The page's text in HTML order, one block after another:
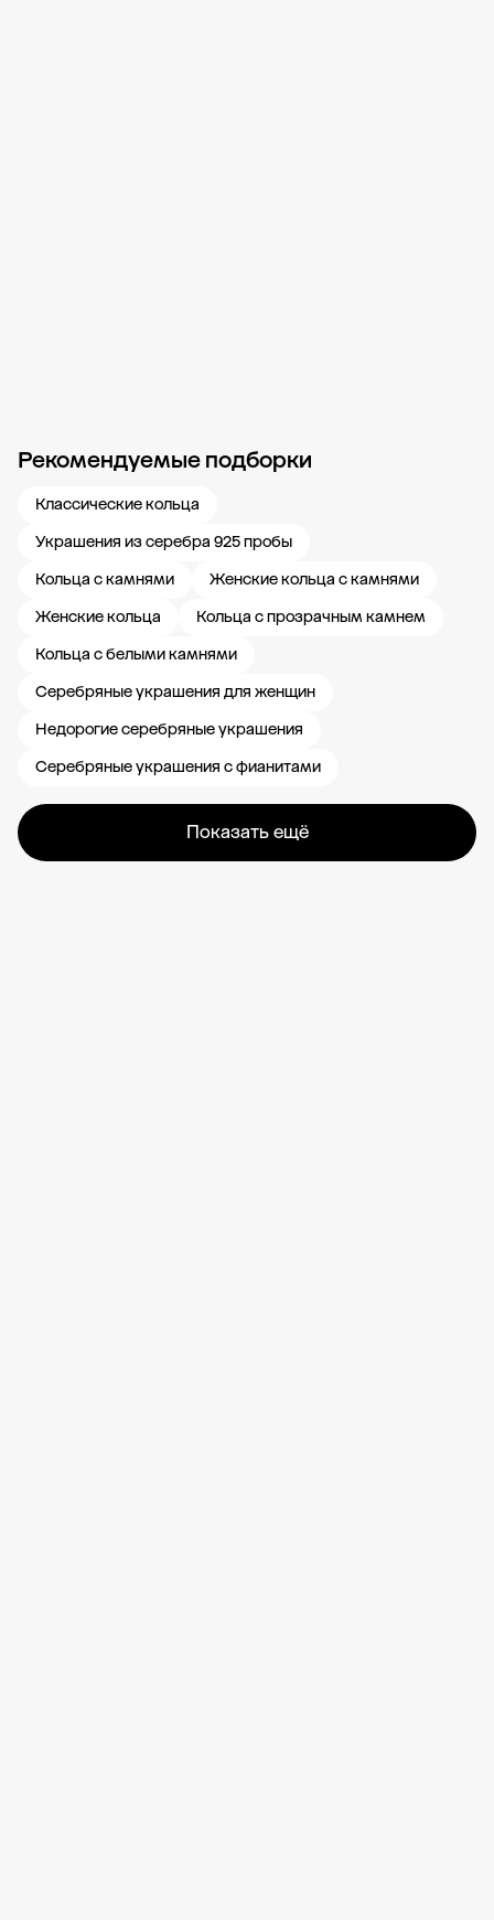
Рекомендуемые подборки
Классические кольца
Украшения из серебра 925 пробы
Кольца с камнями
Женские кольца с камнями
Женские кольца
Кольца с прозрачным камнем
Кольца с белыми камнями
Серебряные украшения для женщин
Недорогие серебряные украшения
Серебряные украшения с фианитами
Показать ещё
Новости компании Журнал ЗОЛОТОЙ Блог